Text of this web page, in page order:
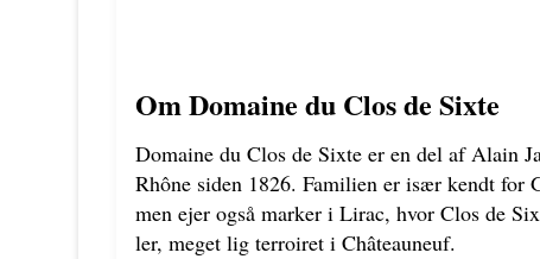
Om Domaine du Clos de Sixte
Domaine du Clos de Sixte er en del af Alain
Rhône siden 1826. Familien er især kendt for
men ejer også marker i Lirac, hvor Clos de
ler, meget lig terroiret i Châteauneuf.